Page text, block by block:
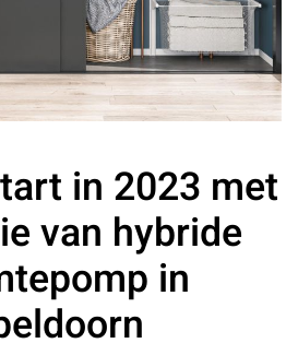
in 2023 met
van hybride
in